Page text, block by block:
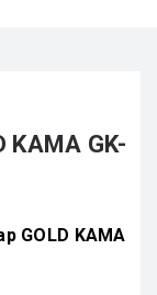
KAMA GK-
GOLD KAMA